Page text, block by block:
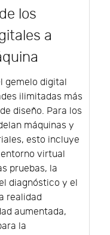
los
a
gemelo digital
ilimitadas más
diseño. Para los
máquinas y
esto incluye
virtual
pruebas, la
diagnóstico y el
realidad
aumentada,
la